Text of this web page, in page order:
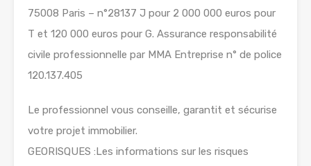
75008 Paris – n°28137 J pour 2 000 000 euros pour
T et 120 000 euros pour G. Assurance responsabilité
civile professionnelle par MMA Entreprise n° de police
120.137.405
Le professionnel vous conseille, garantit et sécurise
votre projet immobilier.
GEORISQUES :Les informations sur les risques